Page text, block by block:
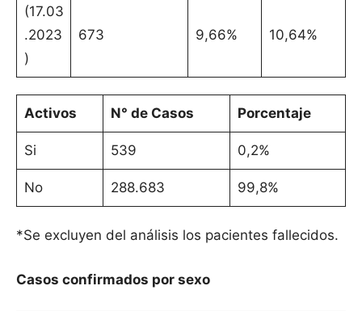
(17.03
.2023
)
673 9,66% 10,64%
Activos N° de Casos Porcentaje
Si 539 0,2%
No 288.683 99,8%
*Se excluyen del análisis los pacientes fallecidos.
Casos confirmados por sexo